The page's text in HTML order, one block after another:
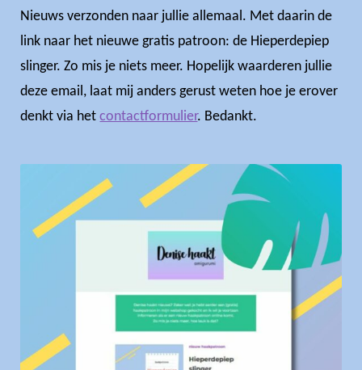
Nieuws verzonden naar jullie allemaal. Met daarin de
link naar het nieuwe gratis patroon: de Hieperdepiep
slinger. Zo mis je niets meer. Hopelijk waarderen jullie
deze email, laat mij anders gerust weten hoe je erover
denkt via hetcontactformulier. Bedankt.